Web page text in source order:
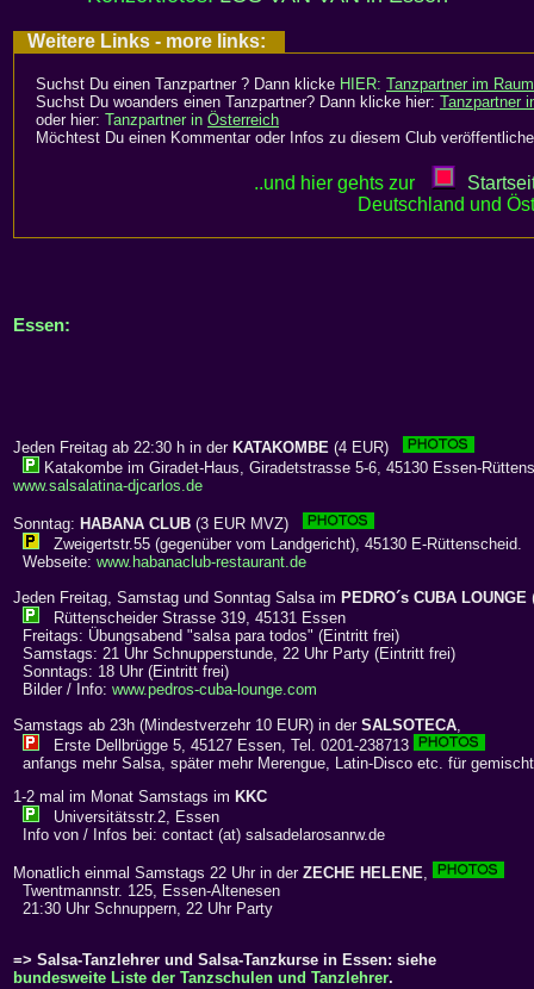
Weitere Links - more links:
Suchst Du einen Tanzpartner ? Dann klicke HIER: Tanzpartner im
Suchst Du woanders einen Tanzpartner? Dann klicke hier: Tanzpartner
oder hier: Tanzpartner in Österreich
Möchtest Du einen Kommentar oder Infos zu diesem Club
..und hier gehts zur
Deutschland und
Essen:
Jeden Freitag ab 22:30 h in der KATAKOMBE (4 EUR)
Katakombe im Giradet-Haus, Giradetstrasse 5-6, 45130 Essen-
www.salsalatina-djcarlos.de
Sonntag: HABANA CLUB (3 EUR MVZ)
Zweigertstr.55 (gegenüber vom Landgericht), 45130 E-Rüttenscheid.
Webseite: www.habanaclub-restaurant.de
Jeden Freitag, Samstag und Sonntag Salsa im PEDRO´s CUBA LOUNGE
Rüttenscheider Strasse 319, 45131 Essen
Freitags: Übungsabend "salsa para todos" (Eintritt frei)
Samstags: 21 Uhr Schnupperstunde, 22 Uhr Party (Eintritt frei)
Sonntags: 18 Uhr (Eintritt frei)
Bilder / Info: www.pedros-cuba-lounge.com
Samstags ab 23h (Mindestverzehr 10 EUR) in der SALSOTECA,
Erste Dellbrügge 5, 45127 Essen, Tel. 0201-238713
anfangs mehr Salsa, später mehr Merengue, Latin-Disco etc. für
1-2 mal im Monat Samstags im KKC
Universitätsstr.2, Essen
Info von / Infos bei: contact (at) salsadelarosanrw.de
Monatlich einmal Samstags 22 Uhr in der ZECHE HELENE,
Twentmannstr. 125, Essen-Altenesen
21:30 Uhr Schnuppern, 22 Uhr Party
=> Salsa-Tanzlehrer und Salsa-Tanzkurse in Essen: siehe
bundesweite Liste der Tanzschulen und Tanzlehrer.